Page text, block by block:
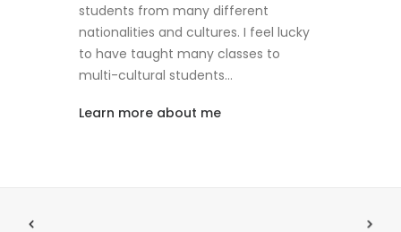
students from many different
nationalities and cultures. I feel lucky
to have taught many classes to
multi-cultural students…
Learn more about me